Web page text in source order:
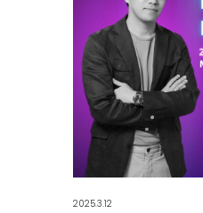
2025.3.12